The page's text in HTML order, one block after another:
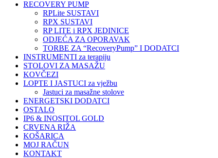
RECOVERY PUMP
RPLite SUSTAVI
RPX SUSTAVI
RP LITE i RPX JEDINICE
ODJEĆA ZA OPORAVAK
TORBE ZA “RecoveryPump” I DODATCI
INSTRUMENTI za terapiju
STOLOVI ZA MASAŽU
KOVČEZI
LOPTE I JASTUCI za vježbu
Jastuci za masažne stolove
ENERGETSKI DODATCI
OSTALO
IP6 & INOSITOL GOLD
CRVENA RIŽA
KOŠARICA
MOJ RAČUN
KONTAKT